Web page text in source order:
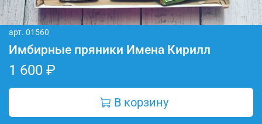
арт. 01560
Имбирные пряники Имена Кирилл
1 600 ₽
В корзину